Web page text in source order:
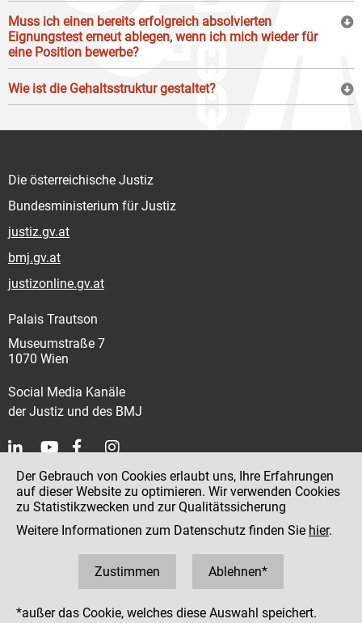
Muss ich einen bereits erfolgreich absolvierten
Eignungstest erneut ablegen, wenn ich mich wieder für
eine Position bewerbe?
Wie ist die Gehaltsstruktur gestaltet?
Die österreichische Justiz
Bundesministerium für Justiz
justiz.gv.at
bmj.gv.at
justizonline.gv.at
Palais Trautson
Museumstraße 7
1070 Wien
Social Media Kanäle
der Justiz und des BMJ
Kontakt
Impressum
Datenschutz
Hinweisgeber:innenplattform (für Mitarbeiter:innen)
Der Gebrauch von Cookies erlaubt uns, Ihre Erfahrungen
auf dieser Website zu optimieren. Wir verwenden Cookies
zu Statistikzwecken und zur Qualitätssicherung
Weitere Informationen zum Datenschutz finden Sie hier.
Zustimmen Ablehnen*
*außer das Cookie, welches diese Auswahl speichert.